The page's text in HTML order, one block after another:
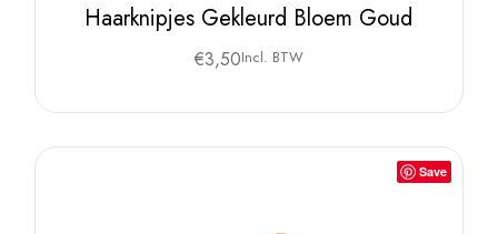
Haarknipjes Gekleurd Bloem Goud
€3,50Incl. BTW
Save